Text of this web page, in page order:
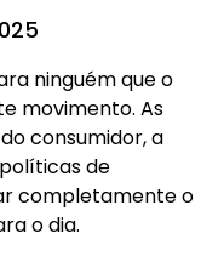
ninguém que o
movimento. As
consumidor, a
de
completamente o
o dia.